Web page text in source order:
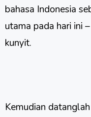
bahasa Indonesia
utama pada hari ini
kunyit.
Kemudian